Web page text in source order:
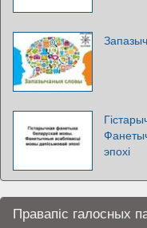
эпохі
Правапіс галосных